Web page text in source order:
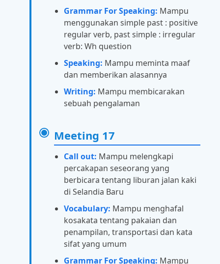
Grammar For Speaking: Mampu
menggunakan simple past : positive
regular verb, past simple : irregular
verb: Wh question
Speaking: Mampu meminta maaf
dan memberikan alasannya
Writing: Mampu membicarakan
sebuah pengalaman
Meeting 17
Call out: Mampu melengkapi
percakapan seseorang yang
berbicara tentang liburan jalan kaki
di Selandia Baru
Vocabulary: Mampu menghafal
kosakata tentang pakaian dan
penampilan, transportasi dan kata
sifat yang umum
Grammar For Speaking: Mampu